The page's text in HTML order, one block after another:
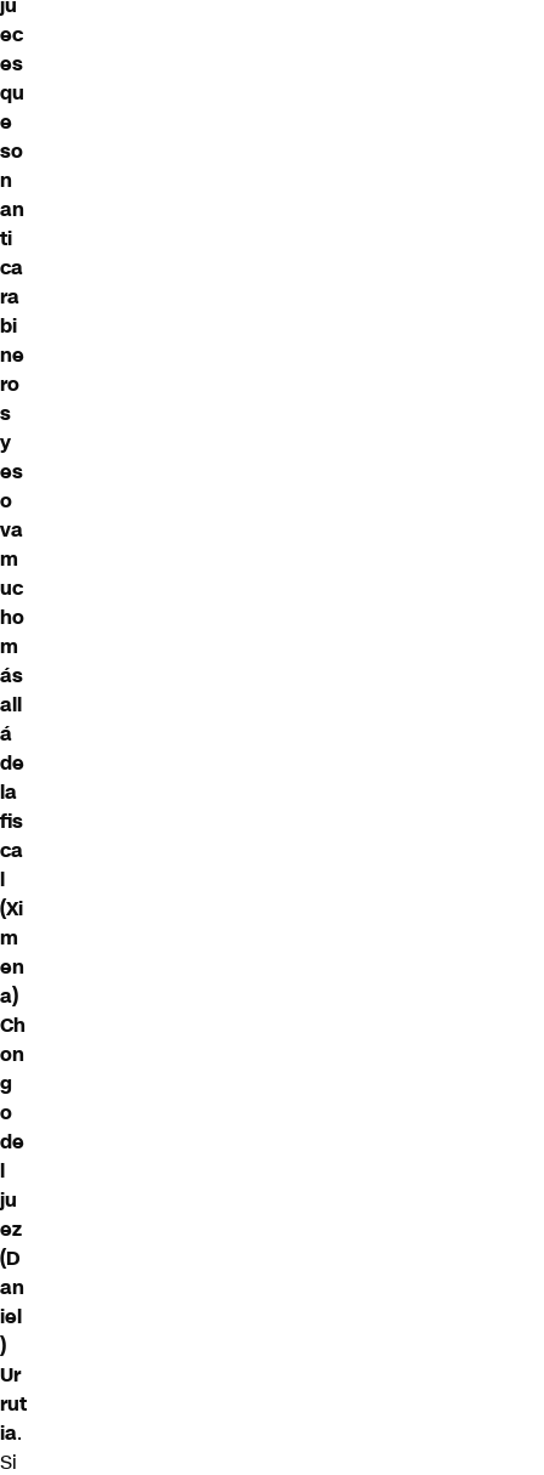
ec
es
qu
e
so
n
an
ti
ca
ra
bi
ne
ro
s
y
es
o
va
m
uc
ho
m
ás
all
á
de
la
fis
ca
l
(Xi
m
en
a)
Ch
on
g
o
de
l
ju
ez
(D
an
iel
)
Ur
rut
ia.
Si